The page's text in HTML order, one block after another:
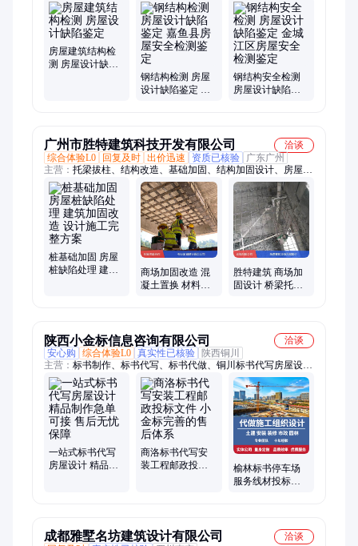
屋安全、房屋加层、房屋检测、幼儿园房屋、结构检测、安全检
测、厂房结构、结构安全、厂房检测、厂房安全、幼儿园安全、
检测金门县、检测永春县、承载力检测、可靠性检测、检测将乐
县、广告牌安全、结构评级检测、厂房承重安全、别墅改造检测
房屋建筑结构检
测 房屋设计缺陷
钢结构检测 房屋
设计缺陷鉴定 嘉
钢结构安全检测
房屋设计缺陷鉴
广州市胜特建筑科技开发有限公司
洽谈
综合体验L0
回复及时 出价迅速 资质已核验
广东广州
主营： 托梁拔柱、结构改造、基础加固、结构加固设计、房屋纠
偏、裂缝处理、建筑加固改造、桥梁桩基托换、厂房加固、学校
加固、别墅加固、机房加固、梁板柱加固
桩基础加固 房屋
桩缺陷处理 建筑
商场加固改造 混
凝土置换 材料轻
胜特建筑 商场加
固设计 桥梁托换
陕西小金标信息咨询有限公司
洽谈
安心购
综合体验L0 真实性已核验
陕西铜川
主营： 标书制作、标书代写、标书代做、铜川标书代写房屋设
计、做标书
一站式标书代写
房屋设计 精品制
商洛标书代写安
装工程邮政投标
榆林标书停车场
服务线材投标文
成都雅墅名坊建筑设计有限公司
洽谈